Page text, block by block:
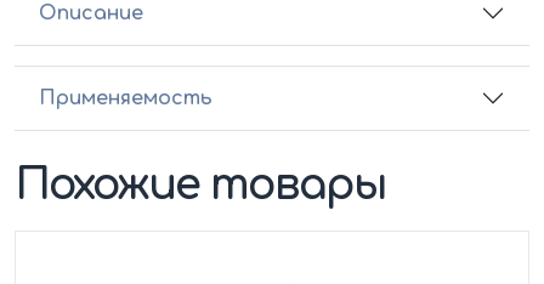
Описание
Применяемость
Похожие товары